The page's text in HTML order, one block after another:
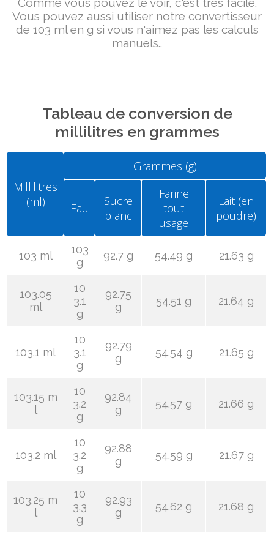
Vous pouvez aussi utiliser notre convertisseur
de 103 ml en g si vous n'aimez pas les calculs
manuels..
Tableau de conversion de
millilitres en grammes
Millilitres
(ml)
Grammes (g)
Eau
Sucre
blanc
Farine
tout
usage
Lait (en
poudre)
103 ml
103
g
92.7 g 54.49 g 21.63 g
103.05
ml
10
3.1
g
92.75
g
54.51 g 21.64 g
103.1 ml
10
3.1
g
92.79
g
54.54 g 21.65 g
103.15 m
l
10
3.2
g
92.84
g
54.57 g 21.66 g
103.2 ml
10
3.2
g
92.88
g
54.59 g 21.67 g
103.25 m
l
10
3.3
g
92.93
g
54.62 g 21.68 g